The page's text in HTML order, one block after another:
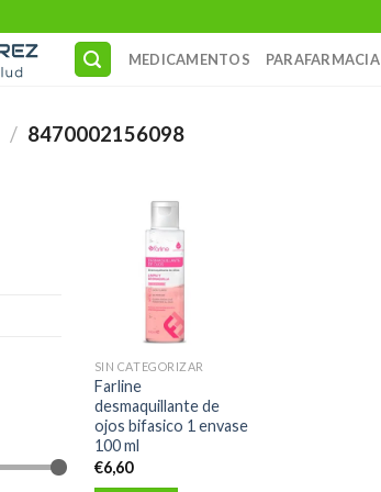
MEDICAMENTOS PARAFARMACIA
/ 8470002156098
SIN CATEGORIZAR
Farline
desmaquillante de
ojos bifasico 1 envase
100 ml
€6,60